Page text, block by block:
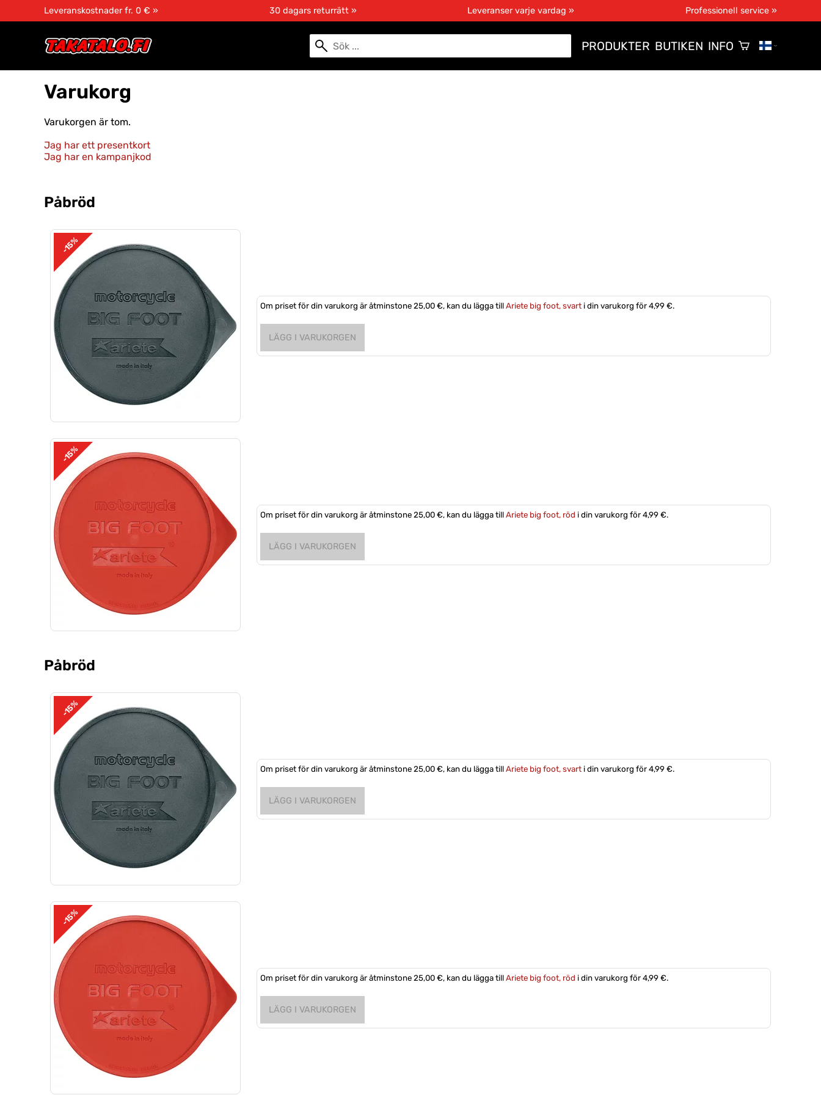
Leveranskostnader fr. 0 € » 30 dagars returrätt » Leveranser varje vardag » Professionell service »
PRODUKTER BUTIKEN INFO
Varukorg
Varukorgen är tom.
Jag har ett presentkort
Jag har en kampanjkod
Påbröd
-15%
Om priset för din varukorg är åtminstone 25,00 €, kan du lägga till Ariete big foot, svart i din varukorg för 4,99 €.
-15%
Om priset för din varukorg är åtminstone 25,00 €, kan du lägga till Ariete big foot, röd i din varukorg för 4,99 €.
Påbröd
-15%
Om priset för din varukorg är åtminstone 25,00 €, kan du lägga till Ariete big foot, svart i din varukorg för 4,99 €.
-15%
Om priset för din varukorg är åtminstone 25,00 €, kan du lägga till Ariete big foot, röd i din varukorg för 4,99 €.